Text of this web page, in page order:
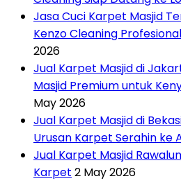
Jasa Cuci Karpet Masjid
Kenzo Cleaning
2026
Jual Karpet Masjid di
Masjid Premium untuk
May 2026
Jual Karpet Masjid di
Urusan Karpet Serahin ke
Jual Karpet Masjid
Karpet 2 May 2026